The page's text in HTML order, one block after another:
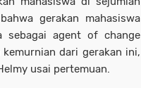
gerakan mahasiswa
sebagai agent of change
dari gerakan ini,
usai pertemuan.